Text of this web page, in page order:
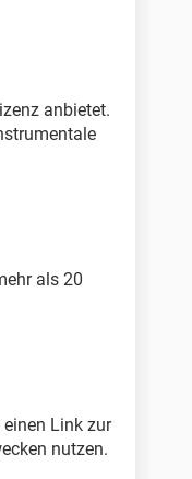
anbietet.
als 20
Link zur
nutzen.